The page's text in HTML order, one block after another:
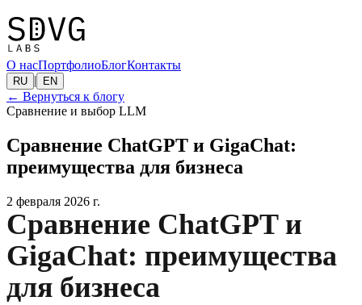
О насПортфолиоБлогКонтакты
RU | EN
← Вернуться к блогу
Сравнение и выбор LLM
Сравнение ChatGPT и GigaChat:
преимущества для бизнеса
2 февраля 2026 г.
Сравнение ChatGPT и
GigaChat: преимущества
для бизнеса